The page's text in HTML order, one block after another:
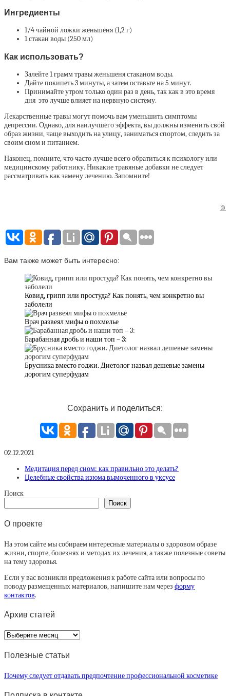
Ингредиенты
1/4 чайной ложки женьшеня (1,2 г)
1 стакан воды (250 мл)
Как использовать?
Залейте 1 грамм травы женьшеня стаканом воды.
Дайте покипеть 3 минуты, а затем оставьте на 5 минут.
Принимайте утром только один раз в день, так как в это время
дня это лучше влияет на нервную систему.
Лекарственные травы могут помочь вам уменьшить симптомы
депрессии. Однако, для наилучшего эффекта, вы должны изменить свой
образ жизни, чаще выходить на улицу, заниматься спортом, следить за
своим сном и питанием.
Наконец, помните, что часто лучше всего обратиться к психологу или
медицинскому работнику. Никакие травяные добавки не следует
рассматривать как замену лечению. Запомните!
©
Вам также может быть интересно:
Ковид, грипп или простуда? Как понять, чем конкретно вы
заболели
Врач развеял мифы о похмелье
Барабанная дробь и наши топ – 3:
Брусника вместо годжи. Диетолог назвал дешевые замены
дорогим суперфудам
Сохранить и поделиться:
02.12.2021
Медитация перед сном: как правильно это делать?
Целебные свойства изюма вымоченного в уксусе
Поиск
Поиск
О проекте
На этом сайте мы собираем интересные материалы о здоровом образе
жизни, спорте, болезнях и методах их лечения, а также полезные советы
на тему здоровья.
Если у вас возникли предложения к работе сайта или вопросы по
поводу размещенных материалов, напишите нам через форму
контактов.
Архив статей
Архив
статей
Полезные статьи
Почему следует отдавать предпочтение профессиональной косметике